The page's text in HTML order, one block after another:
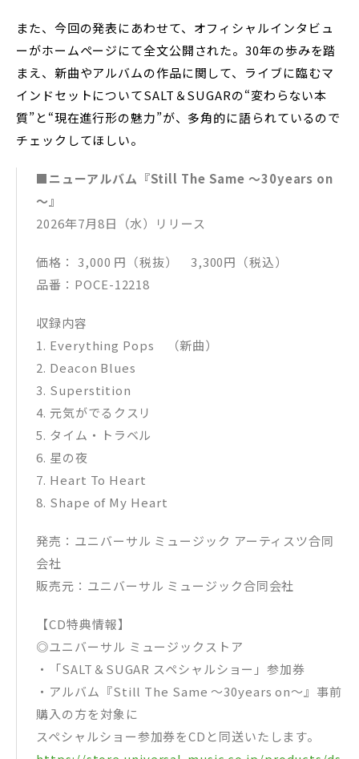
また、今回の発表にあわせて、オフィシャルインタビュ
ーがホームページにて全文公開された。30年の歩みを踏
まえ、新曲やアルバムの作品に関して、ライブに臨むマ
インドセットについてSALT＆SUGARの“変わらない本
質”と“現在進行形の魅力”が、多角的に語られているので
チェックしてほしい。
■ニューアルバム『Still The Same ～30years on
～』
2026年7月8日（水）リリース
価格： 3,000 円（税抜） 3,300円（税込）
品番：POCE-12218
収録内容
1​. Everything Pops （新曲）
2​. Deacon Blues
3​. Superstition
4​. 元気がでるクスリ
5​. タイム・トラベル
6​. 星の夜
7​. Heart To Heart
8​. Shape of My Heart
発売：ユニバーサル ミュージック アーティスツ合同
会社
販売元：ユニバーサル ミュージック合同会社
【CD特典情報】
◎ユニバーサル ミュージックストア
・「SALT＆SUGAR スペシャルショー」参加券
・アルバム『Still The Same ～30years on～』事前
購入の方を対象に
スペシャルショー参加券をCDと同送いたします。